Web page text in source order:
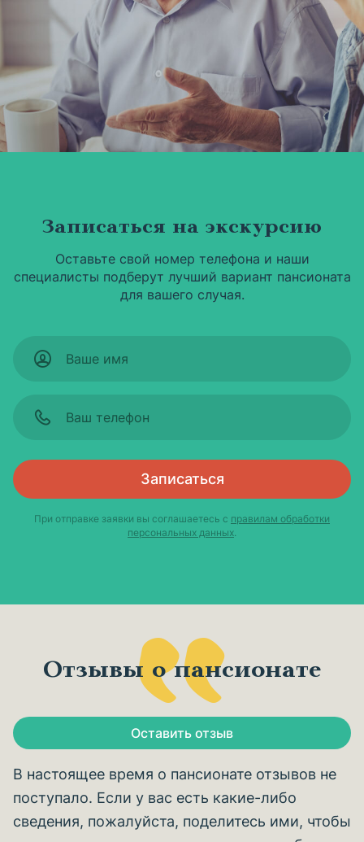
Записаться на экскурсию
Оставьте свой номер телефона и наши
специалисты подберут лучший вариант пансионата
для вашего случая.
Записаться
При отправке заявки вы соглашаетесь с правилам обработки
персональных данных.
Отзывы о пансионате
Оставить отзыв
В настоящее время о пансионате отзывов не
поступало. Если у вас есть какие-либо
сведения, пожалуйста, поделитесь ими, чтобы